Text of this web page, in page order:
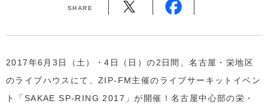
SHARE
2017年6月3日（土）・4日（日）の2日間、名古屋・栄地区
のライブハウスにて、ZIP-FM主催のライブサーキットイベン
ト「SAKAE SP-RING 2017」が開催！名古屋中心部の栄・